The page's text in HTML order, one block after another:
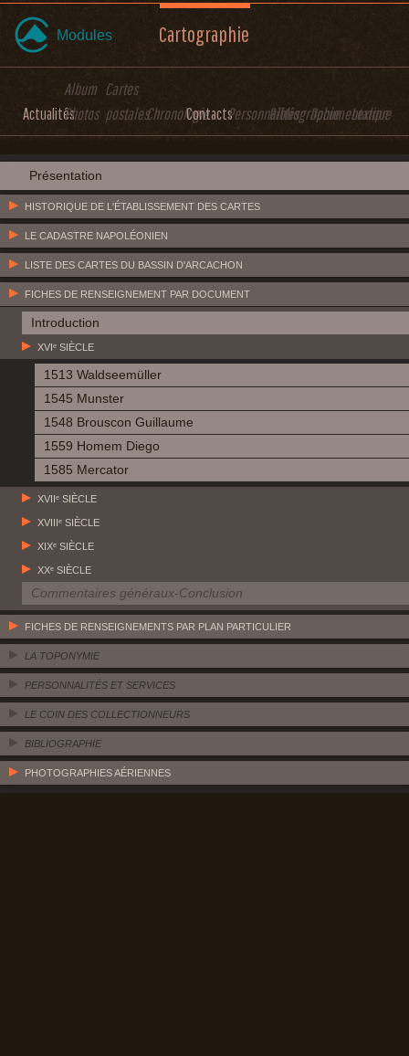
Modules Cartographie
Actualités
Album
Photos
Cartes
postalesChronologieContactsPersonnalitésBibliographieDocumentation
Lexique
Présentation
HISTORIQUE DE L'ÉTABLISSEMENT DES CARTES
LE CADASTRE NAPOLÉONIEN
LISTE DES CARTES DU BASSIN D'ARCACHON
FICHES DE RENSEIGNEMENT PAR DOCUMENT
Introduction
XVIᵉ SIÈCLE
1513 Waldseemüller
1545 Munster
1548 Brouscon Guillaume
1559 Homem Diego
1585 Mercator
XVIIᵉ SIÈCLE
XVIIIᵉ SIÈCLE
XIXᵉ SIÈCLE
XXᵉ SIÈCLE
Commentaires généraux-Conclusion
FICHES DE RENSEIGNEMENTS PAR PLAN PARTICULIER
LA TOPONYMIE
PERSONNALITÉS ET SERVICES
LE COIN DES COLLECTIONNEURS
BIBLIOGRAPHIE
PHOTOGRAPHIES AÉRIENNES